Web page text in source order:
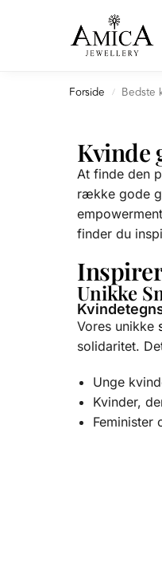
Forside / Bedste
Kvinde
At finde den
række gode
finder du
Unikke
Vores unikke
solidaritet.
Unge
Kvinder,